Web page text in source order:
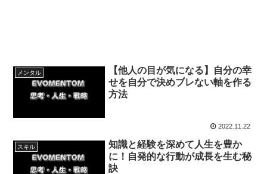
メンタル
【他人の目が気になる】自分の幸
せを自分で決めブレない軸を作る
方法
2022.11.22
スキル
知識と経験を深めて人生を豊か
に！自発的な行動が成長を生む秘
訣